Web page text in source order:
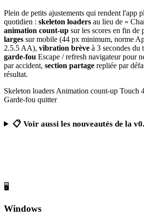
Plein de petits ajustements qui rendent l'app
quotidien : skeleton loaders au lieu de «
animation count-up sur les scores en fin de
larges sur mobile (44 px minimum, norme
2.5.5 AA), vibration brève à 3 secondes du
garde-fou Escape / refresh navigateur pour
par accident, section partage repliée par
résultat.
Skeleton loaders Animation count-up Touch
Garde-fou quitter
📋 Voir aussi les nouveautés de la
🖥️
Windows